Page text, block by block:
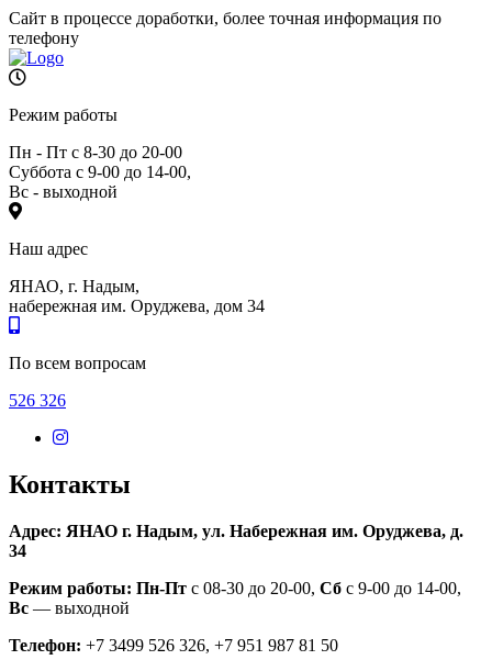
Сайт в процессе доработки, более точная информация по
телефону
Режим работы
Пн - Пт с 8-30 до 20-00
Суббота с 9-00 до 14-00,
Вс - выходной
Наш адрес
ЯНАО, г. Надым,
набережная им. Оруджева, дом 34
По всем вопросам
526 326
Контакты
Адрес: ЯНАО г. Надым, ул. Набережная им. Оруджева, д.
34
Режим работы: Пн-Пт с 08-30 до 20-00, Сб с 9-00 до 14-00,
Вс — выходной
Телефон: +7 3499 526 326, +7 951 987 81 50